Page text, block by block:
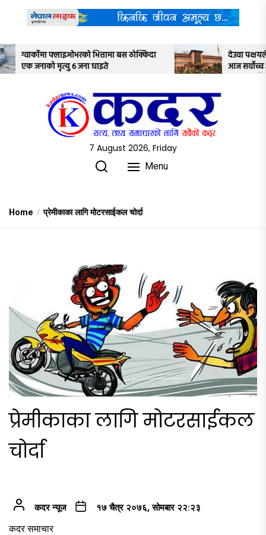
content
ठोक्किदा
देउवा पक्षयले दिएकोे पुनरावलोकन निवेदनमाथि
आज सर्वोच्च अदालतका तीन न्यायाधीशले
7 August 2026, Friday
Menu
Home प्रेमीकाका लागि मोटरसाईकल चोर्दा
प्रेमीकाका लागि मोटरसाईकल
चोर्दा
कदर न्यूज १७ चैत्र २०७६, सोमबार २२:२३
कदर समाचार